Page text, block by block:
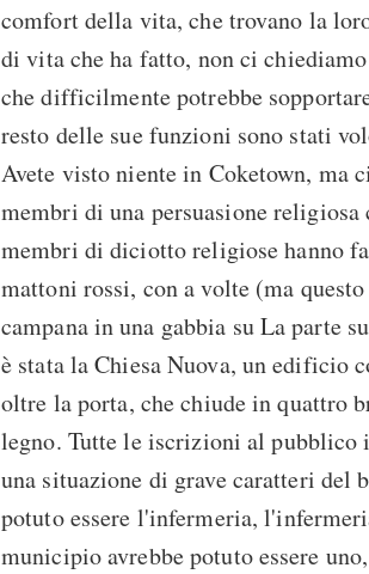
comfort della vita, che trovano la
di vita che ha fatto, non ci
che difficilmente potrebbe
resto delle sue funzioni sono stati
Avete visto niente in Coketown, ma
membri di una persuasione
membri di diciotto religiose hanno
mattoni rossi, con a volte (ma
campana in una gabbia su La parte
è stata la Chiesa Nuova, un edificio
oltre la porta, che chiude in quattro
legno. Tutte le iscrizioni al
una situazione di grave caratteri del
potuto essere l'infermeria,
municipio avrebbe potuto essere